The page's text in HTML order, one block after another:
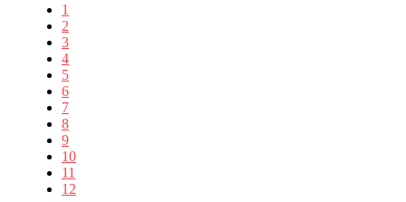
1
2
3
4
5
6
7
8
9
10
11
12